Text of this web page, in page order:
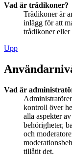
Vad är trådikoner?
Trådikoner är
inlägg för att
trådikoner eller
Upp
Vad är
kontroll över
alla aspekter
behörigheter,
och
tillåtit det.